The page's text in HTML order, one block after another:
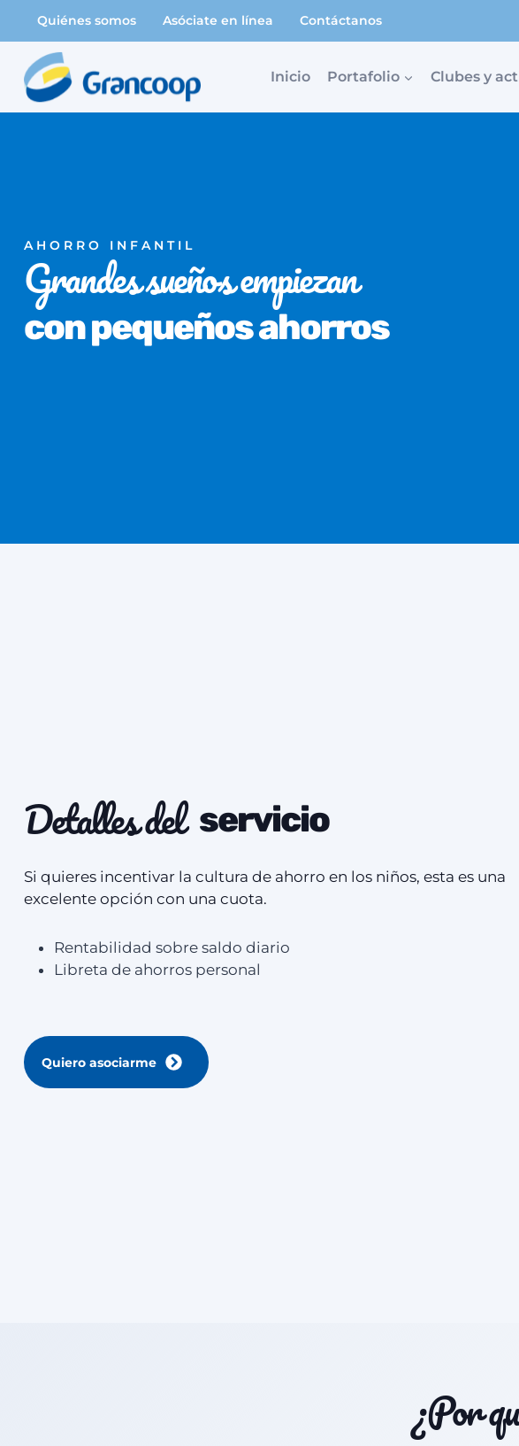
contenido
Quiénes somos Asóciate en línea Contáctanos
Inicio Portafolio Clubes y
AHORRO INFANTIL
Grandes sueños empiezan
con pequeños ahorros
Detalles del servicio
Si quieres incentivar la cultura de ahorro en los niños, esta es una
excelente opción con una cuota.
Rentabilidad sobre saldo diario
Libreta de ahorros personal
Quiero asociarme
¿Por